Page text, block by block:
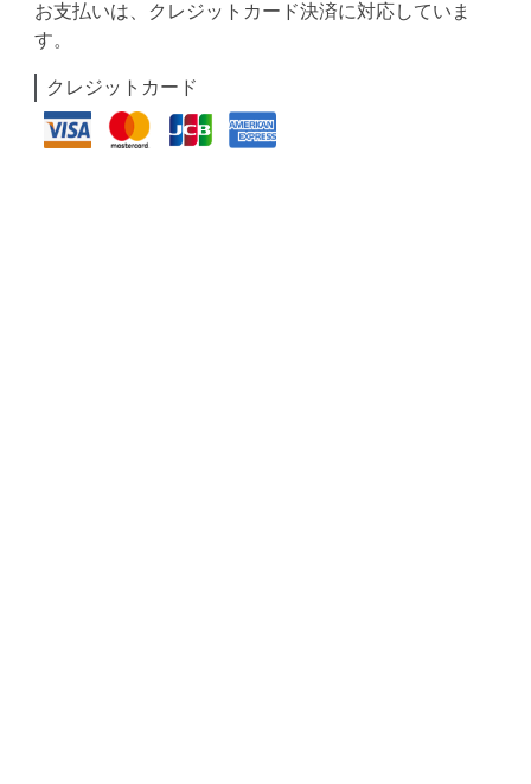
お支払いは、クレジットカード決済に対応していま
す。
クレジットカード